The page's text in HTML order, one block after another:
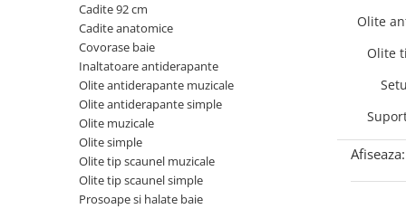
Accesorii ingrijire copii
Bureti baie cadita
Cadite 86 cm
Cadite 92 cm
Cadite anatomice
Covorase baie
Inaltatoare antiderapante
Cadite 92 cm
Cadite anatomice
Covorase baie
Inaltatoare antiderapante
Olite antiderapante muzicale
Olite antiderapante simple
Olite muzicale
Olite simple
Olite tip scaunel muzicale
Olite tip scaunel simple
Prosoape si halate baie
Olite
Olite
Afiseaza: